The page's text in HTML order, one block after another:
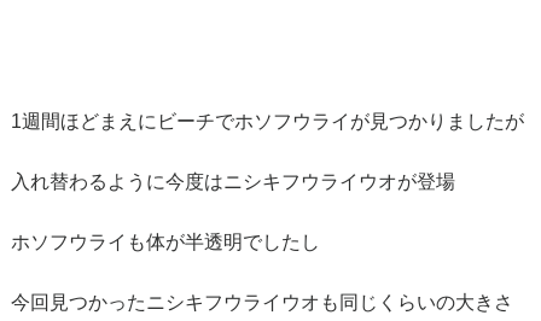
1週間ほどまえにビーチでホソフウライが見つかりましたが
入れ替わるように今度はニシキフウライウオが登場
ホソフウライも体が半透明でしたし
今回見つかったニシキフウライウオも同じくらいの大きさ